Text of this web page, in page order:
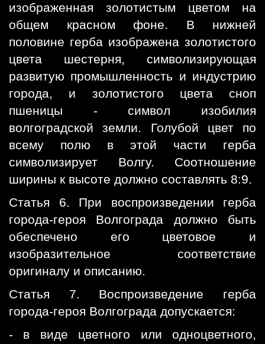
изображенная золотистым цветом на
общем красном фоне. В нижней
половине герба изображена золотистого
цвета шестерня, символизирующая
развитую промышленность и индустрию
города, и золотистого цвета сноп
пшеницы - символ изобилия
волгоградской земли. Голубой цвет по
всему полю в этой части герба
символизирует Волгу. Соотношение
ширины к высоте должно составлять 8:9.
Статья 6. При воспроизведении герба
города-героя Волгограда должно быть
обеспечено его цветовое и
изобразительное соответствие
оригиналу и описанию.
Статья 7. Воспроизведение герба
города-героя Волгограда допускается:
- в виде цветного или одноцветного,